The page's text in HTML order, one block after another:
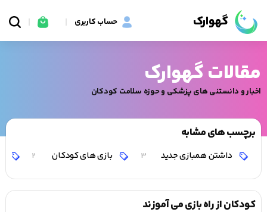
گهوارک حساب کاربری
مقالات گهوارک
اخبار و دانستنی های پزشکی و حوزه سلامت کودکان
برچسب های مشابه
داشتن همبازی جدید 3 بازی های کودکان 2
کودکان از راه بازی می آموزند